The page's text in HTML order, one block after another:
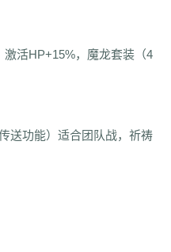
活HP+15%，魔龙套装（4
送功能）适合团队战，祈祷